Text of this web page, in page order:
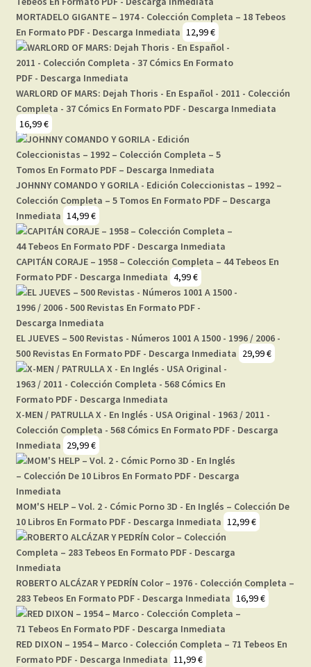
MORTADELO GIGANTE – 1974 - Colección Completa – 18 Tebeos
En Formato PDF - Descarga Inmediata 12,99€
WARLORD OF MARS: Dejah Thoris - En Español - 2011 - Colección
Completa - 37 Cómics En Formato PDF - Descarga Inmediata
16,99€
JOHNNY COMANDO Y GORILA - Edición Coleccionistas – 1992 –
Colección Completa – 5 Tomos En Formato PDF – Descarga
Inmediata 14,99€
CAPITÁN CORAJE – 1958 – Colección Completa – 44 Tebeos En
Formato PDF - Descarga Inmediata 4,99€
EL JUEVES – 500 Revistas - Números 1001 A 1500 - 1996 / 2006 -
500 Revistas En Formato PDF - Descarga Inmediata 29,99€
X-MEN / PATRULLA X - En Inglés - USA Original - 1963 / 2011 -
Colección Completa - 568 Cómics En Formato PDF - Descarga
Inmediata 29,99€
MOM'S HELP – Vol. 2 - Cómic Porno 3D - En Inglés – Colección De
10 Libros En Formato PDF - Descarga Inmediata 12,99€
ROBERTO ALCÁZAR Y PEDRÍN Color – 1976 - Colección Completa –
283 Tebeos En Formato PDF - Descarga Inmediata 16,99€
RED DIXON – 1954 – Marco - Colección Completa – 71 Tebeos En
Formato PDF - Descarga Inmediata 11,99€